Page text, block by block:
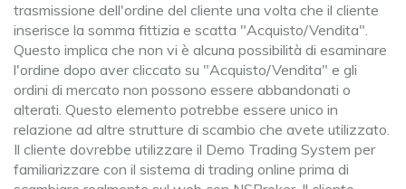
trasmissione dell'ordine del cliente una volta che il cliente
inserisce la somma fittizia e scatta "Acquisto/Vendita".
Questo implica che non vi è alcuna possibilità di esaminare
l'ordine dopo aver cliccato su "Acquisto/Vendita" e gli
ordini di mercato non possono essere abbandonati o
alterati. Questo elemento potrebbe essere unico in
relazione ad altre strutture di scambio che avete utilizzato.
Il cliente dovrebbe utilizzare il Demo Trading System per
familiarizzare con il sistema di trading online prima di